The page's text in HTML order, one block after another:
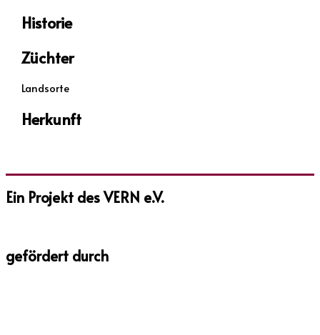
Historie
Züchter
Landsorte
Herkunft
Ein Projekt des VERN e.V.
gefördert durch